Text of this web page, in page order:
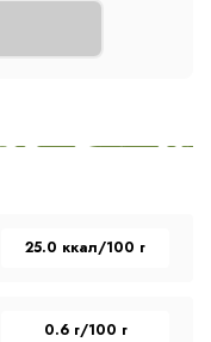
25.0 ккал/100 г
0.6 г/100 г